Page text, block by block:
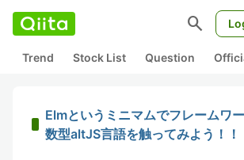
search
Trend Stock List Question
Elmというミニマムでフレームワ
数型altJS言語を触ってみよう！！